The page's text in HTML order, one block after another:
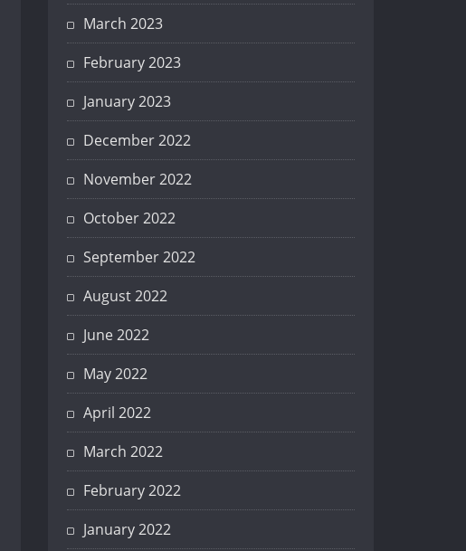
March 2023
February 2023
January 2023
December 2022
November 2022
October 2022
September 2022
August 2022
June 2022
May 2022
April 2022
March 2022
February 2022
January 2022